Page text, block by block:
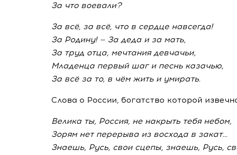
За что воевали?
За всё, за всё, что в сердце навсегда!
За Родину! — За деда и за мать,
За труд отца, мечтания девчачьи,
Младенца первый шаг и песнь казачью,
За всё за то, в чём жить и умирать.
Слова о России, богатство которой
Велика ты, Россия, не накрыть тебя небом,
Зорям нет перерыва из восхода в закат…
Знаешь, Русь, свои сцепы, знаешь, Русь,